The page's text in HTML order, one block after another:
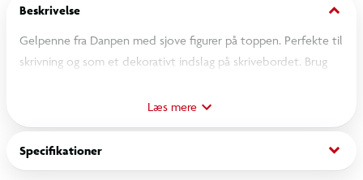
Beskrivelse keyboard_arrow_down
Gelpenne fra Danpen med sjove figurer på toppen. Perfekte til
skrivning og som et dekorativt indslag på skrivebordet. Brug
OBS! Varen er assorteret, og en bestemt variant kan ikke
garanteres.
Læs mere
Specifikationer keyboard_arrow_down